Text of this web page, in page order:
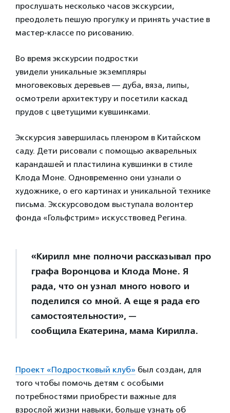
прослушать несколько часов экскурсии,
преодолеть пешую прогулку и принять участие в
мастер-классе по рисованию.
Во время экскурсии подростки
увидели уникальные экземпляры
многовековых деревьев — дуба, вяза, липы,
осмотрели архитектуру и посетили каскад
прудов с цветущими кувшинками.
Экскурсия завершилась пленэром в Китайском
саду. Дети рисовали с помощью акварельных
карандашей и пластилина кувшинки в стиле
Клода Моне. Одновременно они узнали о
художнике, о его картинах и уникальной технике
письма. Экскурсоводом выступала волонтер
фонда «Гольфстрим» искусствовед Регина.
«Кирилл мне полночи рассказывал про
графа Воронцова и Клода Моне. Я
рада, что он узнал много нового и
поделился со мной. А еще я рада его
самостоятельности», —
сообщила Екатерина, мама Кирилла.
Проект «Подростковый клуб» был создан, для
того чтобы помочь детям с особыми
потребностями приобрести важные для
взрослой жизни навыки, больше узнать об